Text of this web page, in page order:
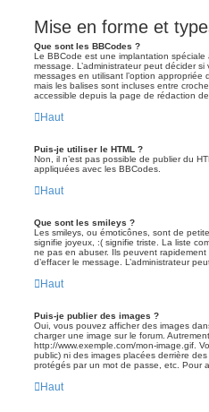
Mise en forme et
Que sont les BBCodes ?
Le BBCode est une implantation
message. L’administrateur peut décider
messages en utilisant l’option
mais les balises sont incluses entre
accessible depuis la page de rédaction de
Haut
Puis-je utiliser le HTML ?
Non, il n’est pas possible de publier du
appliquées avec les BBCodes.
Haut
Que sont les smileys ?
Les smileys, ou émoticônes, sont de
signifie joyeux, :( signifie triste. La liste
ne pas en abuser. Ils peuvent
d’effacer le message. L’administrateur
Haut
Puis-je publier des images ?
Oui, vous pouvez afficher des images
charger une image sur le forum.
http://www.exemple.com/mon-image.gif.
public) ni des images placées derrière
protégés par un mot de passe, etc. Pour
Haut